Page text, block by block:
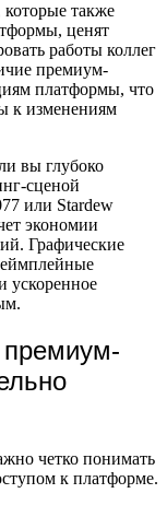
также
ценят
работы коллег
премиум-
платформы, что
к изменениям
вы глубоко
сценой
или Stardew
экономии
Графические
ускоренное
премиум-
четко понимать
к платформе.